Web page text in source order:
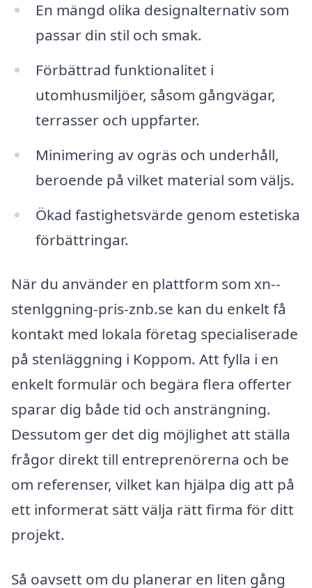
En mängd olika designalternativ som
passar din stil och smak.
Förbättrad funktionalitet i
utomhusmiljöer, såsom gångvägar,
terrasser och uppfarter.
Minimering av ogräs och underhåll,
beroende på vilket material som väljs.
Ökad fastighetsvärde genom estetiska
förbättringar.
När du använder en plattform som xn--
stenlggning-pris-znb.se kan du enkelt få
kontakt med lokala företag specialiserade
på stenläggning i Koppom. Att fylla i en
enkelt formulär och begära flera offerter
sparar dig både tid och ansträngning.
Dessutom ger det dig möjlighet att ställa
frågor direkt till entreprenörerna och be
om referenser, vilket kan hjälpa dig att på
ett informerat sätt välja rätt firma för ditt
projekt.
Så oavsett om du planerar en liten gång